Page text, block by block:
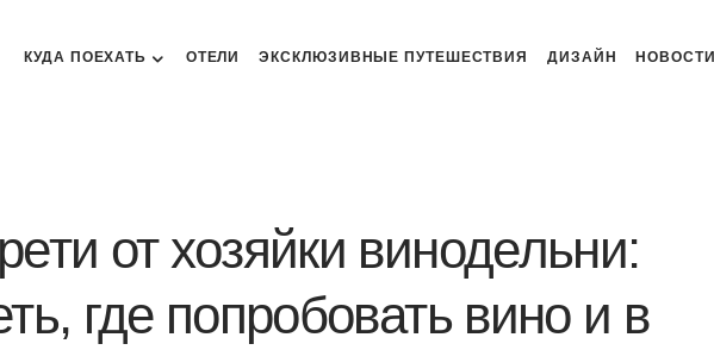
КУДА ПОЕХАТЬ ОТЕЛИ ЭКСКЛЮЗИВНЫЕ ПУТЕШЕСТВИЯ ДИЗАЙН НОВОСТИ
от хозяйки винодельни:
где попробовать вино и в